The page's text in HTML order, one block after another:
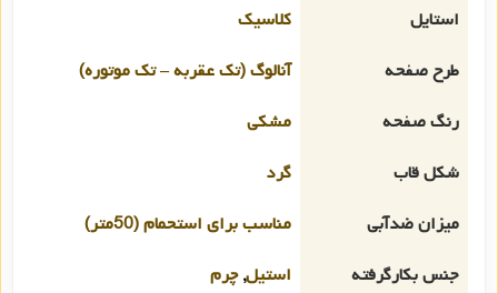
استایل
کلاسیک
طرح صفحه
آنالوگ (تک عقربه – تک موتوره)
رنگ صفحه
مشکی
شکل قاب
گرد
میزان ضدآبی
مناسب برای استحمام (50متر)
جنس بکارگرفته
استیل,چرم